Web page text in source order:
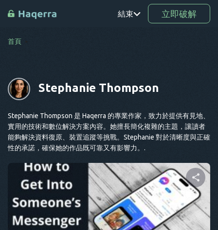
結束
RO
式
SV
KO
EL
AR
BG
CS
立即破解
首頁
Stephanie Thompson
Stephanie Thompson 是 Haqerra 的專業作家，致力於提供有見地、
實用的技術和數位解決方案內容。她擅長簡化複雜的主題，讓讀者
能夠解決資料復原、裝置追蹤等挑戰。Stephanie 對於清晰度與正確
性的承諾，確保她的作品既可靠又有影響力。.
分享這篇文章